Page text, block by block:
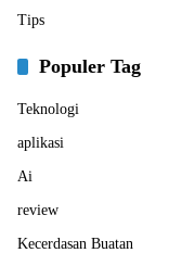
Tips
Populer Tag
Teknologi
aplikasi
Ai
review
Kecerdasan Buatan